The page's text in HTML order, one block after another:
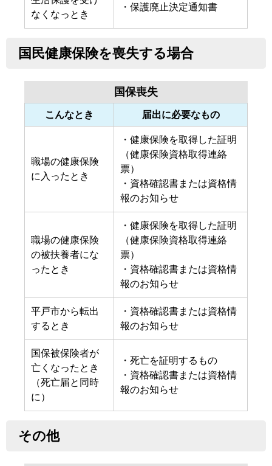
なくなっとき
・保護廃止決定通知書
国民健康保険を喪失する場合
国保喪失
こんなとき 届出に必要なもの
職場の健康保険
に入ったとき
・健康保険を取得した証明
（健康保険資格取得連絡
票）
・資格確認書または資格情
報のお知らせ
職場の健康保険
の被扶養者にな
ったとき
・健康保険を取得した証明
（健康保険資格取得連絡
票）
・資格確認書または資格情
報のお知らせ
平戸市から転出
するとき
・資格確認書または資格情
報のお知らせ
国保被保険者が
亡くなったとき
（死亡届と同時
に）
・死亡を証明するもの
・資格確認書または資格情
報のお知らせ
その他